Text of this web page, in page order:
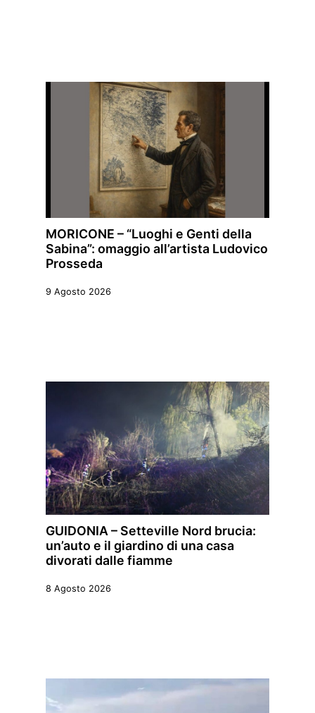
MORICONE – “Luoghi e Genti della
Sabina”: omaggio all’artista Ludovico
Prosseda
9 Agosto 2026
GUIDONIA – Setteville Nord brucia:
un’auto e il giardino di una casa
divorati dalle fiamme
8 Agosto 2026